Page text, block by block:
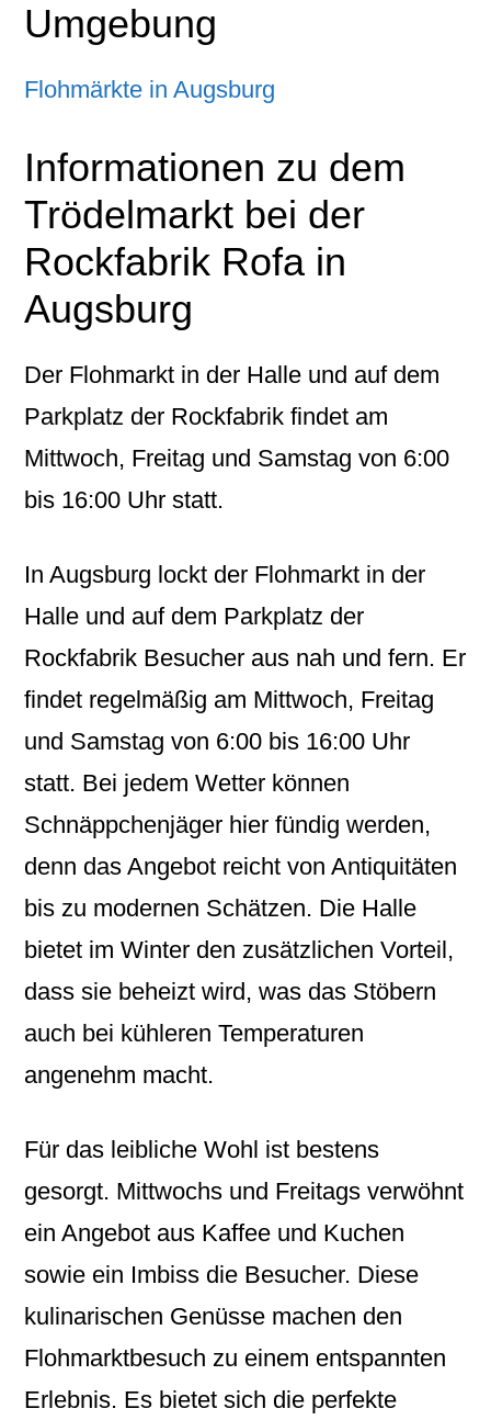
Umgebung
Flohmärkte in Augsburg
Informationen zu dem
Trödelmarkt bei der
Rockfabrik Rofa in
Augsburg
Der Flohmarkt in der Halle und auf dem
Parkplatz der Rockfabrik findet am
Mittwoch, Freitag und Samstag von 6:00
bis 16:00 Uhr statt.
In Augsburg lockt der Flohmarkt in der
Halle und auf dem Parkplatz der
Rockfabrik Besucher aus nah und fern. Er
findet regelmäßig am Mittwoch, Freitag
und Samstag von 6:00 bis 16:00 Uhr
statt. Bei jedem Wetter können
Schnäppchenjäger hier fündig werden,
denn das Angebot reicht von Antiquitäten
bis zu modernen Schätzen. Die Halle
bietet im Winter den zusätzlichen Vorteil,
dass sie beheizt wird, was das Stöbern
auch bei kühleren Temperaturen
angenehm macht.
Für das leibliche Wohl ist bestens
gesorgt. Mittwochs und Freitags verwöhnt
ein Angebot aus Kaffee und Kuchen
sowie ein Imbiss die Besucher. Diese
kulinarischen Genüsse machen den
Flohmarktbesuch zu einem entspannten
Erlebnis. Es bietet sich die perfekte